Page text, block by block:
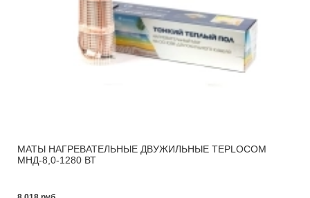
МАТЫ НАГРЕВАТЕЛЬНЫЕ ДВУЖИЛЬНЫЕ TEPLOCOM
МНД-8,0-1280 ВТ